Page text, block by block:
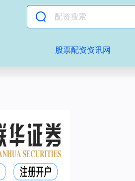
股票配资资讯网